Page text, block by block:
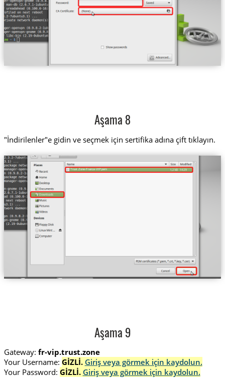
Aşama 8
"İndirilenler"e gidin ve seçmek için sertifika adına çift tıklayın.
Trust.Zone-France-VIP.pem
Aşama 9
Gateway: fr-vip.trust.zone
Your Username: GİZLİ. Giriş veya görmek için kaydolun.
Your Password: GİZLİ. Giriş veya görmek için kaydolun.